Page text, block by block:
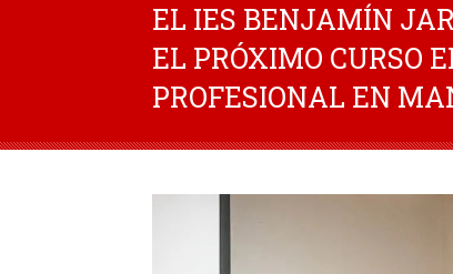
EL IES BENJAMÍN
EL PRÓXIMO CURSO
PROFESIONAL EN